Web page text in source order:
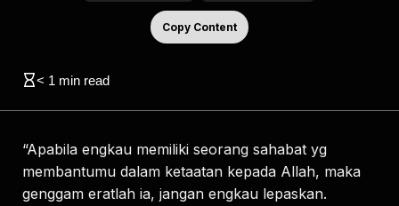
Copy Content
< 1 min read
“Apabila engkau memiliki seorang sahabat yg
membantumu dalam ketaatan kepada Allah, maka
genggam eratlah ia, jangan engkau lepaskan.